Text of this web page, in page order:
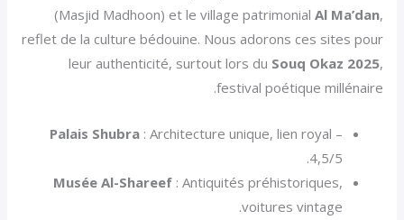
(Masjid Madhoon) et le village patrimonial Al Ma’dan,
reflet de la culture bédouine. Nous adorons ces sites pour
leur authenticité, surtout lors du Souq Okaz 2025,
festival poétique millénaire.
Palais Shubra: Architecture unique, lien royal –
4,5/5.
Musée Al-Shareef: Antiquités préhistoriques,
voitures vintage.